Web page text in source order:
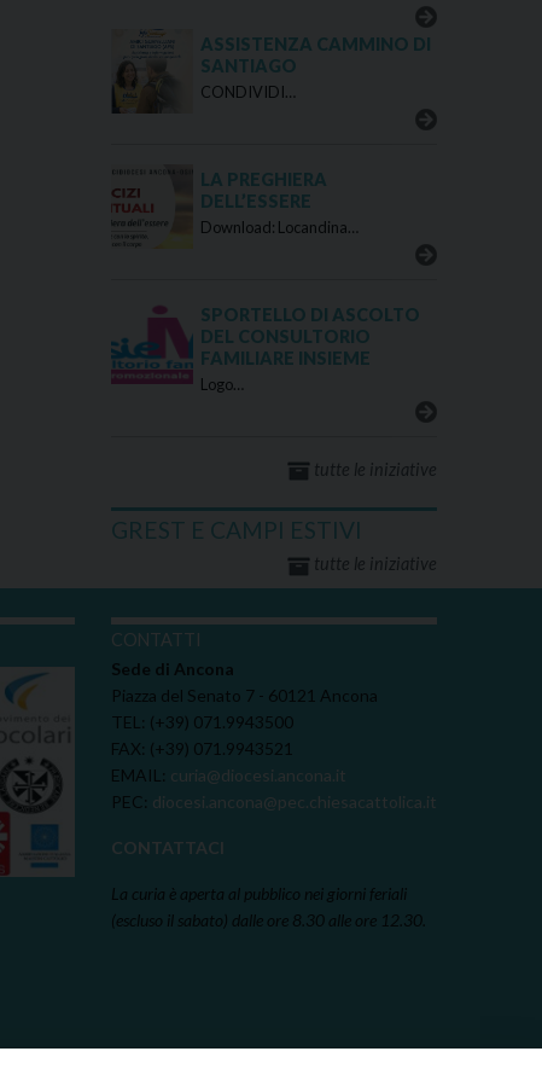
ASSISTENZA CAMMINO DI
SANTIAGO
CONDIVIDI…
LA PREGHIERA
DELL’ESSERE
Download: Locandina…
SPORTELLO DI ASCOLTO
DEL CONSULTORIO
FAMILIARE INSIEME
Logo…
tutte le iniziative
GREST E CAMPI ESTIVI
tutte le iniziative
CONTATTI
Sede di Ancona
Piazza del Senato 7 - 60121 Ancona
TEL: (+39) 071.9943500
FAX: (+39) 071.9943521
EMAIL: curia@diocesi.ancona.it
PEC: diocesi.ancona@pec.chiesacattolica.it
CONTATTACI
La curia è aperta al pubblico nei giorni feriali
(escluso il sabato) dalle ore 8.30 alle ore 12.30.